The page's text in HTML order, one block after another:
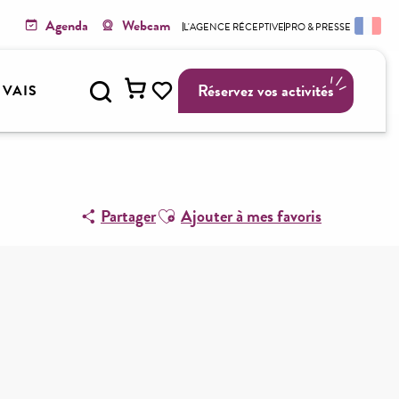
Réservez vos activités
Voir les favoris
Recherche
Agenda Webcam L'AGENCE RÉCEPTIVEPRO & PRESSE
PartagerAjouter aux favoris
Ajouter à mes favoris